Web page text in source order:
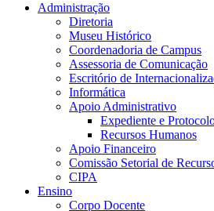
Administração
Diretoria
Museu Histórico
Coordenadoria de Campus
Assessoria de Comunicação
Escritório de
Informática
Apoio Administrativo
Expediente e
Recursos Humanos
Apoio Financeiro
Comissão Setorial de
CIPA
Ensino
Corpo Docente